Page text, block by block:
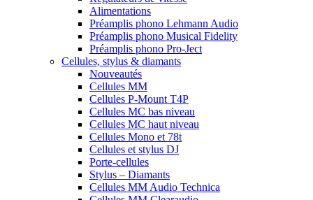
Alimentations
Préamplis phono Lehmann Audio
Préamplis phono Musical Fidelity
Préamplis phono Pro-Ject
Cellules, stylus & diamants
Nouveautés
Cellules MM
Cellules P-Mount T4P
Cellules MC bas niveau
Cellules MC haut niveau
Cellules Mono et 78t
Cellules et stylus DJ
Porte-cellules
Stylus – Diamants
Cellules MM Audio Technica